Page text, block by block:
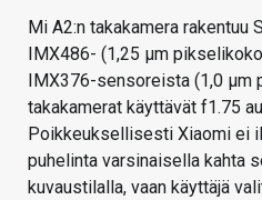
Mi A2:n takakamera rakentuu
IMX486- (1,25 µm
IMX376-sensoreista (1,0 µm
takakamerat käyttävät f1.75
Poikkeuksellisesti Xiaomi ei
puhelinta varsinaisella kahta
kuvaustilalla, vaan käyttäjä